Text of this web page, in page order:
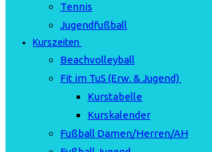
Tennis
Jugendfußball
Kurszeiten
Beachvolleyball
Fit im TuS (Erw. & Jugend)
Kurstabelle
Kurskalender
Fußball Damen/Herren/AH